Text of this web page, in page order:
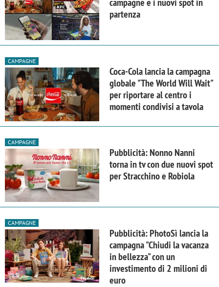
campagne e i nuovi spot in
partenza
CAMPAGNE
Coca-Cola lancia la campagna
globale "The World Will Wait"
per riportare al centro i
momenti condivisi a tavola
CAMPAGNE
Pubblicità: Nonno Nanni
torna in tv con due nuovi spot
per Stracchino e Robiola
CAMPAGNE
Pubblicità: PhotoSì lancia la
campagna "Chiudi la vacanza
in bellezza" con un
investimento di 2 milioni di
euro